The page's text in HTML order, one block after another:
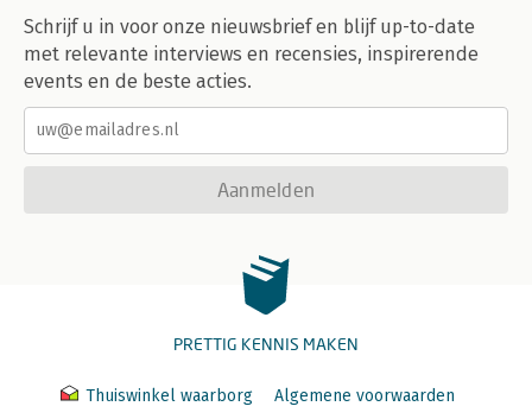
Schrijf u in voor onze nieuwsbrief en blijf up-to-date
met relevante interviews en recensies, inspirerende
events en de beste acties.
Aanmelden
PRETTIG KENNIS MAKEN
Thuiswinkel waarborg
Algemene voorwaarden